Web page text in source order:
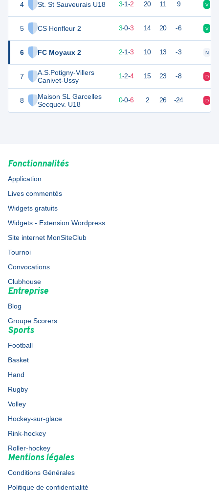
4 St. St Sauveurais U18
5 CS Honfleur 2
6 FC Moyaux 2
7
A.S.Potigny-Villers
Canivet-Ussy
8
Maison SL Garcelles
Secquev. U18
9 7 3-1-2 20 11 9 V
3-0-3 14 20 -6 V
2-1-3 10 13 -3 N
5 1-2-4 15 23 -8 D
-1 0-0-6 2 26 -24 D
Fonctionnalités
Application
Lives commentés
Widgets gratuits
Widgets - Extension Wordpress
Site internet MonSiteClub
Tournoi
Convocations
Clubhouse
Entreprise
Blog
Groupe Scorers
Sports
Football
Basket
Hand
Rugby
Volley
Hockey-sur-glace
Rink-hockey
Roller-hockey
Mentions légales
Conditions Générales
Politique de confidentialité